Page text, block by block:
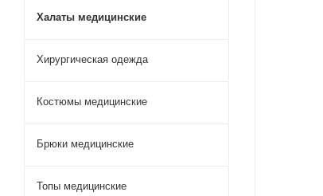
Халаты медицинские
Хирургическая одежда
Костюмы медицинские
Брюки медицинские
Топы медицинские